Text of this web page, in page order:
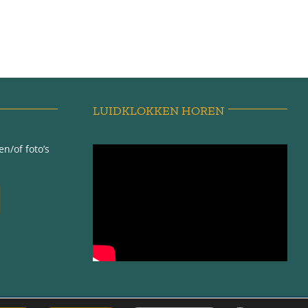
of foto’s
LUIDKLOKKEN HOREN